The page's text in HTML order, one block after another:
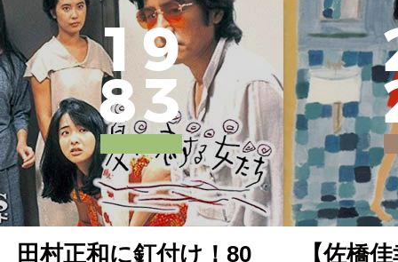
1 9
83
田村正和に釘付け！80 【佐橋